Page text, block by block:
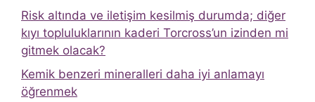
Risk altında ve iletişim kesilmiş durumda; diğer
kıyı topluluklarının kaderi Torcross’un izinden mi
gitmek olacak?
Kemik benzeri mineralleri daha iyi anlamayı
öğrenmek